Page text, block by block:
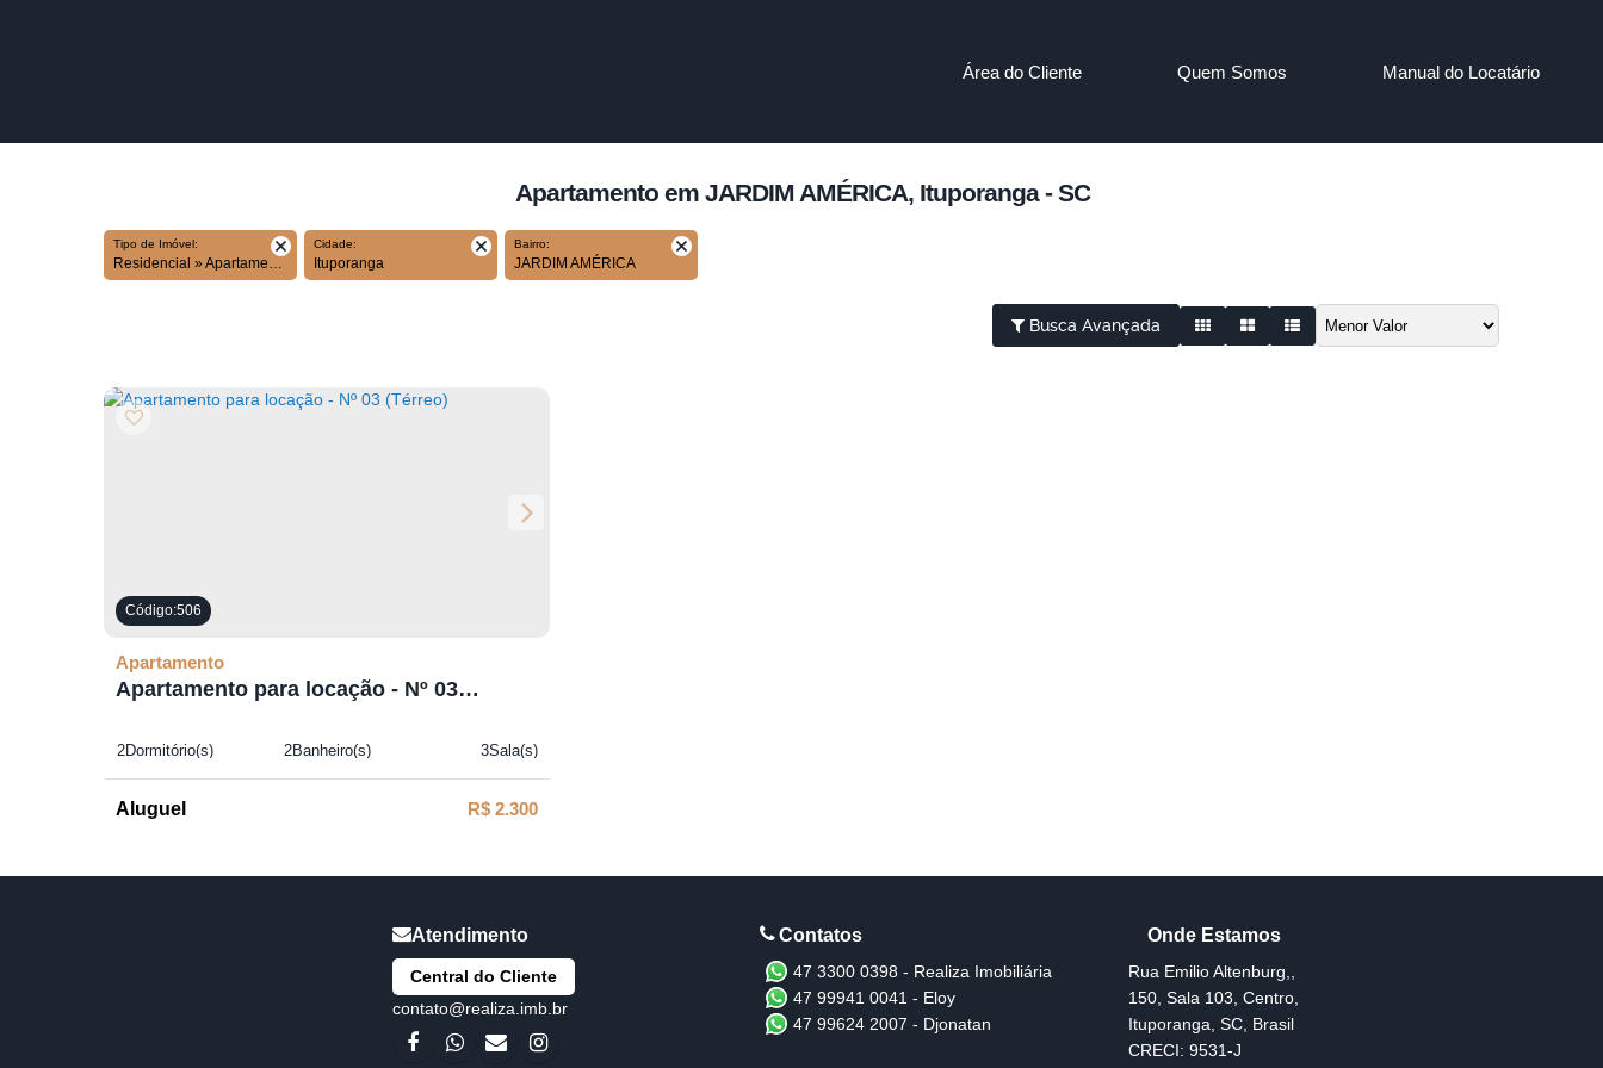
Área do Cliente Quem Somos Manual do Locatário
Apartamento em JARDIM AMÉRICA, Ituporanga - SC
Tipo de Imóvel:
Residencial » Apartamento
Cidade:
Ituporanga
Bairro:
JARDIM AMÉRICA
Busca Avançada
506
Apartamento para locação - Nº 03
Apartamento
R$ 2.300
2 Dormitório(s) 2Banheiro(s) 3Sala(s)
Central do Cliente
contato@realiza.imb.br
47 3300 0398 - Realiza Imobiliária
47 99941 0041 - Eloy
47 99624 2007 - Djonatan
Rua Emilio Altenburg,
150, Sala 103 Centro,
Ituporanga SC, Brasil
CRECI: 9531-J